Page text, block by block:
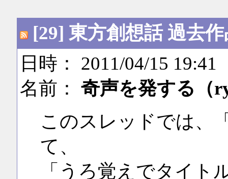
[29] 東方創想話 過去
日時： 2011/04/15 19:41
名前： 奇声を発する（
このスレッドでは、
て、
「うろ覚えでタイト